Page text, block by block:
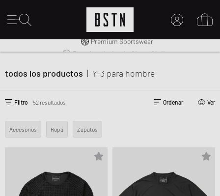
Envío gratuito a España desde € 100
Premium Sportswear
Derecho a la devolución en 14 días
todos los productos | Y-3 para hombre
Filtro 52 resultados Ordenar Ver
Accesorios Ropa Zapatos